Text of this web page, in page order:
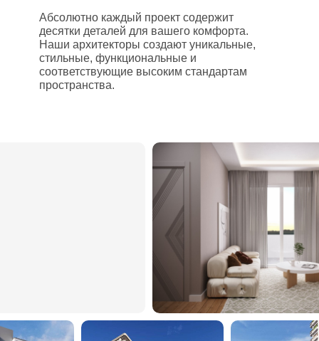
Абсолютно каждый проект содержит
десятки деталей для вашего комфорта.
Наши архитекторы создают уникальные,
стильные, функциональные и
соответствующие высоким стандартам
пространства.